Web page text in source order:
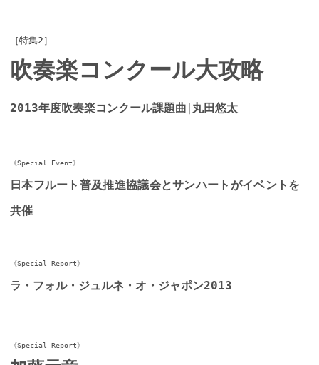
［特集2］
吹奏楽コンクール大攻略
2013年度吹奏楽コンクール課題曲 丸田悠太
《Special Event》
日本フルート普及推進協議会とサンハートがイベントを
共催
《Special Report》
ラ・フォル・ジュルネ・オ・ジャポン2013
《Special Report》